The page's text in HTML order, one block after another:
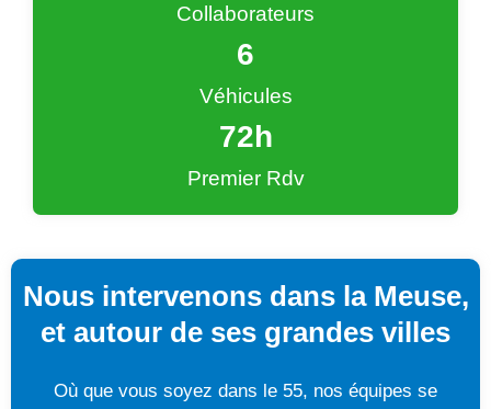
Collaborateurs
Véhicules
6
Premier Rdv
72h
Nous intervenons dans la Meuse,
et autour de ses grandes villes
Où que vous soyez dans le 55, nos équipes se